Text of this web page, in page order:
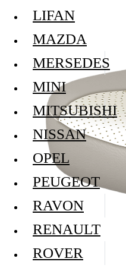
LIFAN
MAZDA
MERSEDES
MINI
MITSUBISHI
NISSAN
OPEL
PEUGEOT
RAVON
RENAULT
ROVER